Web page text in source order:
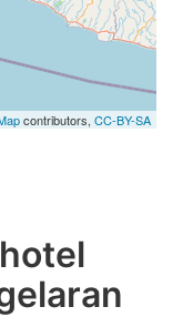
contributors, CC-BY-SA